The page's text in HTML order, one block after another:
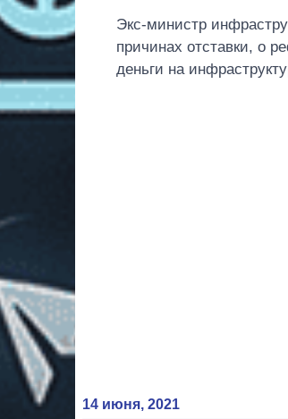
Экс-министр
причинах отставки, о
деньги на
14 июня, 2021